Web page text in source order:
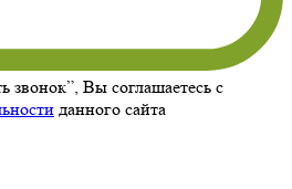
звонок”, Вы соглашаетесь с
данного сайта